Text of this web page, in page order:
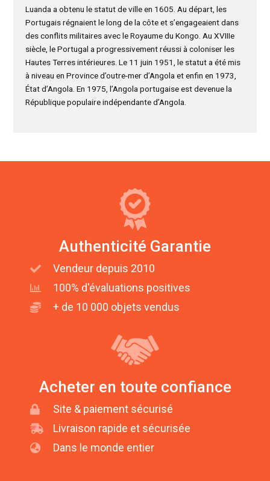
Luanda a obtenu le statut de ville en 1605. Au départ, les
Portugais régnaient le long de la côte et s’engageaient dans
des conflits militaires avec le Royaume du Kongo. Au XVIIIe
siècle, le Portugal a progressivement réussi à coloniser les
Hautes Terres intérieures. Le 11 juin 1951, le statut a été mis
à niveau en Province d’outre-mer d’Angola et enfin en 1973,
État d’Angola. En 1975, l’Angola portugaise est devenue la
République populaire indépendante d’Angola.
Authenticité Garantie
Vendeur depuis 2010
100% d'évaluations positives
+ de 10 000 objets vendus
Acheter en toute confiance
Site & paiement sécurisé
Livraison rapide et sécurisée
Dans le monde entier